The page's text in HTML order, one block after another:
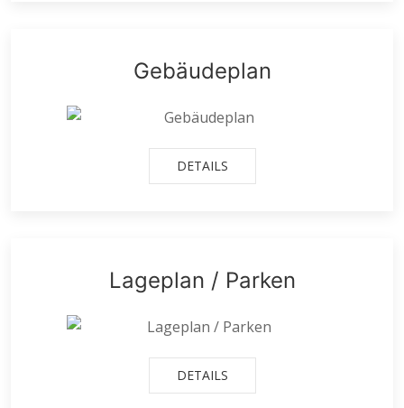
Gebäudeplan
DETAILS
Lageplan / Parken
DETAILS